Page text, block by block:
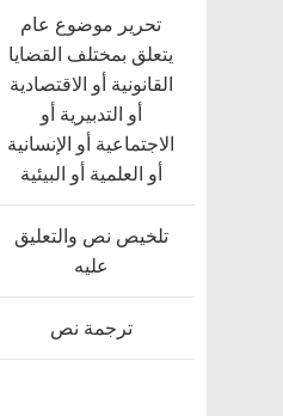
تحرير موضوع عام
يتعلق بمختلف القضايا
القانونية أو الاقتصادية
أو التدبيرية أو
الاجتماعية أو الإنسانية
أو العلمية أو البيئية
تلخيص نص والتعليق
عليه
ترجمة نص